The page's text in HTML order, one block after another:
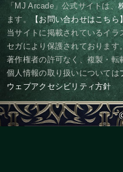
「MJ Arcade」公式サイトは、
ます。
【お問い合わせはこちら
当サイトに掲載されているイ
セガにより保護されております
著作権者の許可なく、複製・転
個人情報の取り扱いについては
ウェブアクセシビリティ方針